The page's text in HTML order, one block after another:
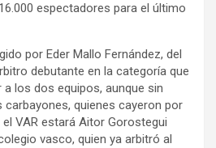
espectadores para el último
por Eder Mallo Fernández, del
debutante en la categoría que
los dos equipos, aunque sin
quienes cayeron por
VAR estará Aitor Gorostegui
vasco, quien ya arbitró al